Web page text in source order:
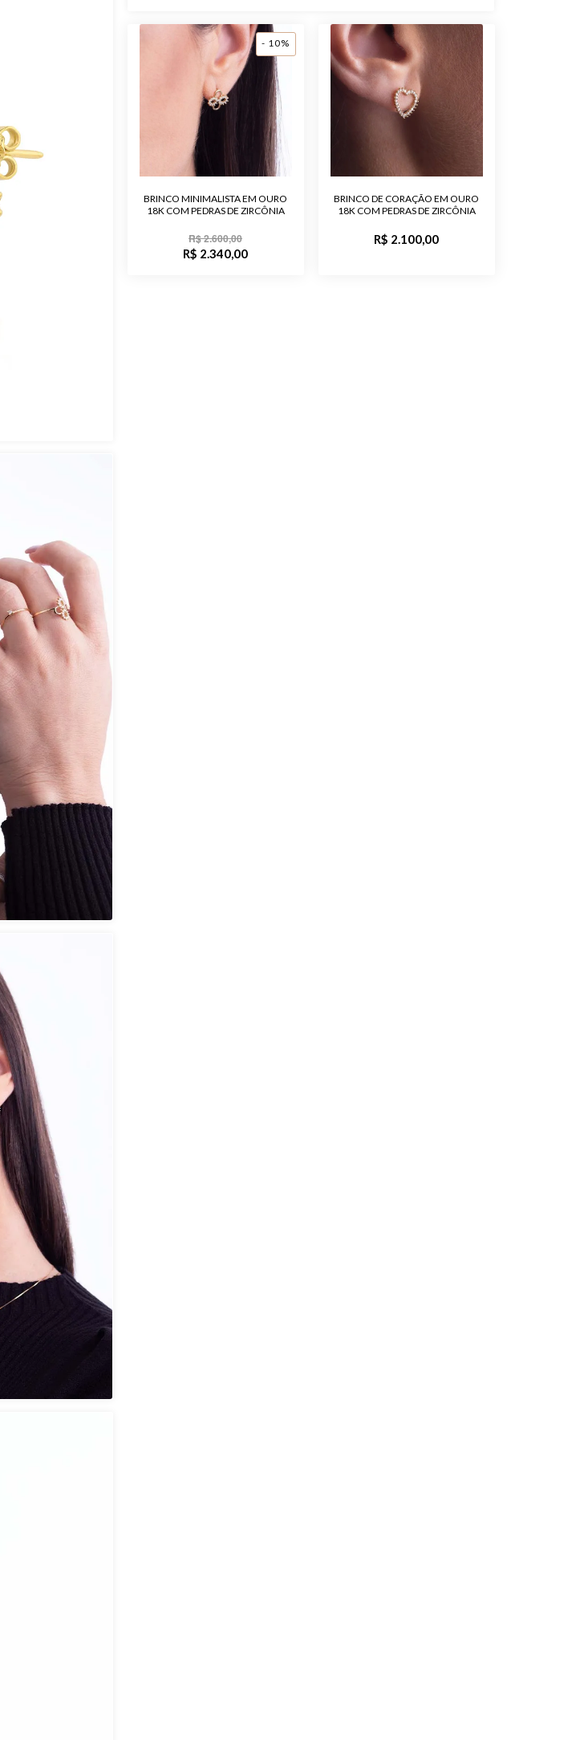
Vídeo Shorts
Peso Aproximado 1,23
Garantia de Fabricação
Material
Público
Observação
O par de brincos possui 44 diamantes,
- 10%
BRINCO MINIMALISTA EM OURO
18K COM PEDRAS DE ZIRCÔNIA
R$ 2.600,00
R$ 2.340,00
BRINCO DE CORAÇÃO EM OURO
18K COM PEDRAS DE ZIRCÔNIA
R$ 2.100,00